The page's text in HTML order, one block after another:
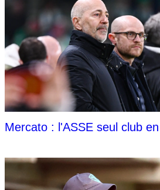
Mercato : l'ASSE seul club